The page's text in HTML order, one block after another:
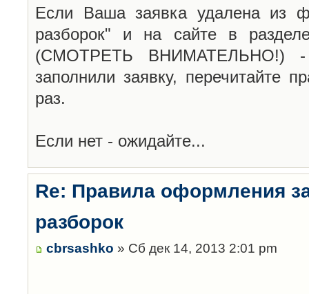
Если Ваша заявка удалена из
разборок" и на сайте в
(СМОТРЕТЬ ВНИМАТЕЛЬНО!)
заполнили заявку, перечитайте
раз.
Если нет - ожидайте...
Re: Правила оформления
разборок
cbrsashko » Сб дек 14, 2013 2:01 pm